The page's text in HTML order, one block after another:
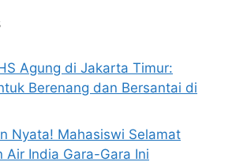
Agung di Jakarta Timur:
Berenang dan Bersantai di
Nyata! Mahasiswi Selamat
Air India Gara-Gara Ini